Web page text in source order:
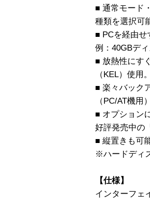
■ 通常モード
種類を選択可
■ PCを経由せ
例：40GBデ
■ 放熱性にす
（KEL）使用。
■ 楽々バック
（PC/AT機用）
■ オプション
好評発売中の
■ 縦置きも可
※ハードディ
【仕様】
インターフェ